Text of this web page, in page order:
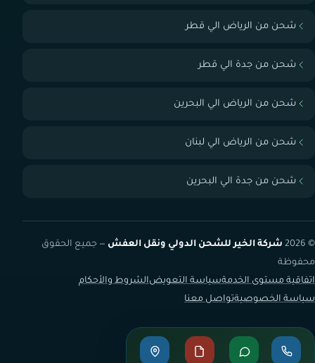
شحن من الرياض الي قطر
شحن من جدة الي قطر
شحن من الرياض الي البحرين
شحن من الرياض الي لبنان
شحن من جدة الي البحرين
© 2026 شركة الخير للشحن الدولي ونقل العفش — جميع الحقوق
محفوظة
اتفاقية مستوى الخدمةسياسة التعويضالشروط والأحكام
سياسة الخصوصيةتواصل معنا